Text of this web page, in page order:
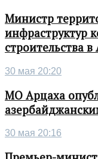
Министр
инфраструктур
строительства
30 мая 20:20
МО Арцаха
30 мая 20:16